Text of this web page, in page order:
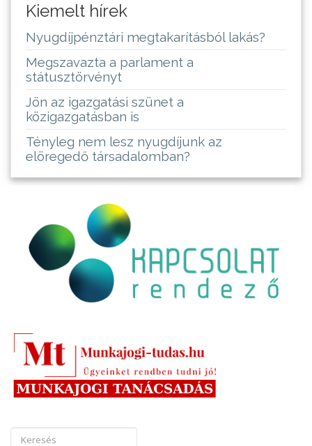
Kiemelt hírek
Nyugdíjpénztári megtakarításból lakás?
Megszavazta a parlament a
státusztörvényt
Jön az igazgatási szünet a
közigazgatásban is
Tényleg nem lesz nyugdíjunk az
elöregedő társadalomban?